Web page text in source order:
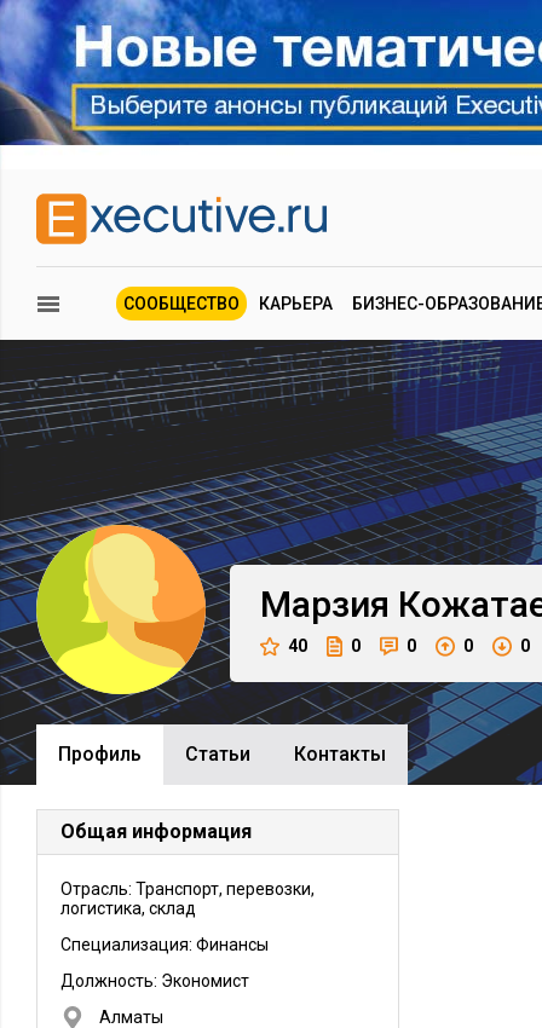
СООБЩЕСТВО КАРЬЕРА БИЗНЕС-
Марзия
40 0 0 0 0
Профиль Cтатьи Контакты
Общая информация
Отрасль: Транспорт, перевозки,
логистика, склад
Специализация: Финансы
Должность: Экономист
Алматы